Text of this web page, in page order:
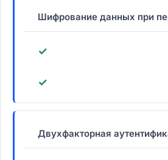
Шифрование данных при
✓
✓
Двухфакторная